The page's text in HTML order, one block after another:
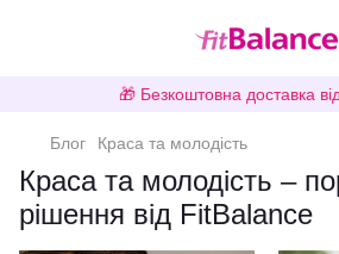
🎁 Безкоштовна доставка
Блог Краса та молодість
Краса та молодість –
рішення від FitBalance